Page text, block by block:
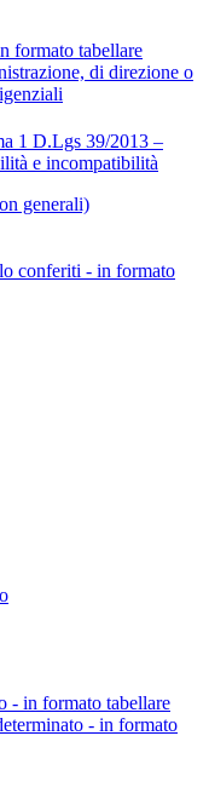
formato tabellare
di direzione o
1 D.Lgs 39/2013 –
e incompatibilità
generali)
conferiti - in formato
- in formato tabellare
- in formato